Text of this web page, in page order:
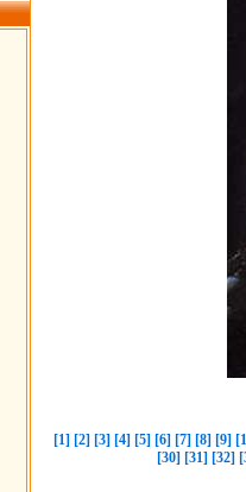
[1] [2] [3] [4] [5] [6] [7] [8] [9]
[30] [31] [32]